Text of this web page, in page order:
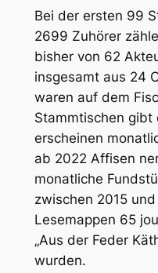
Bei der ersten 99
2699 Zuhörer
bisher von 62
insgesamt aus 24
waren auf dem
Stammtischen gibt
erscheinen
ab 2022 Affisen
monatliche
zwischen 2015
Lesemappen 65
„Aus der Feder
wurden.